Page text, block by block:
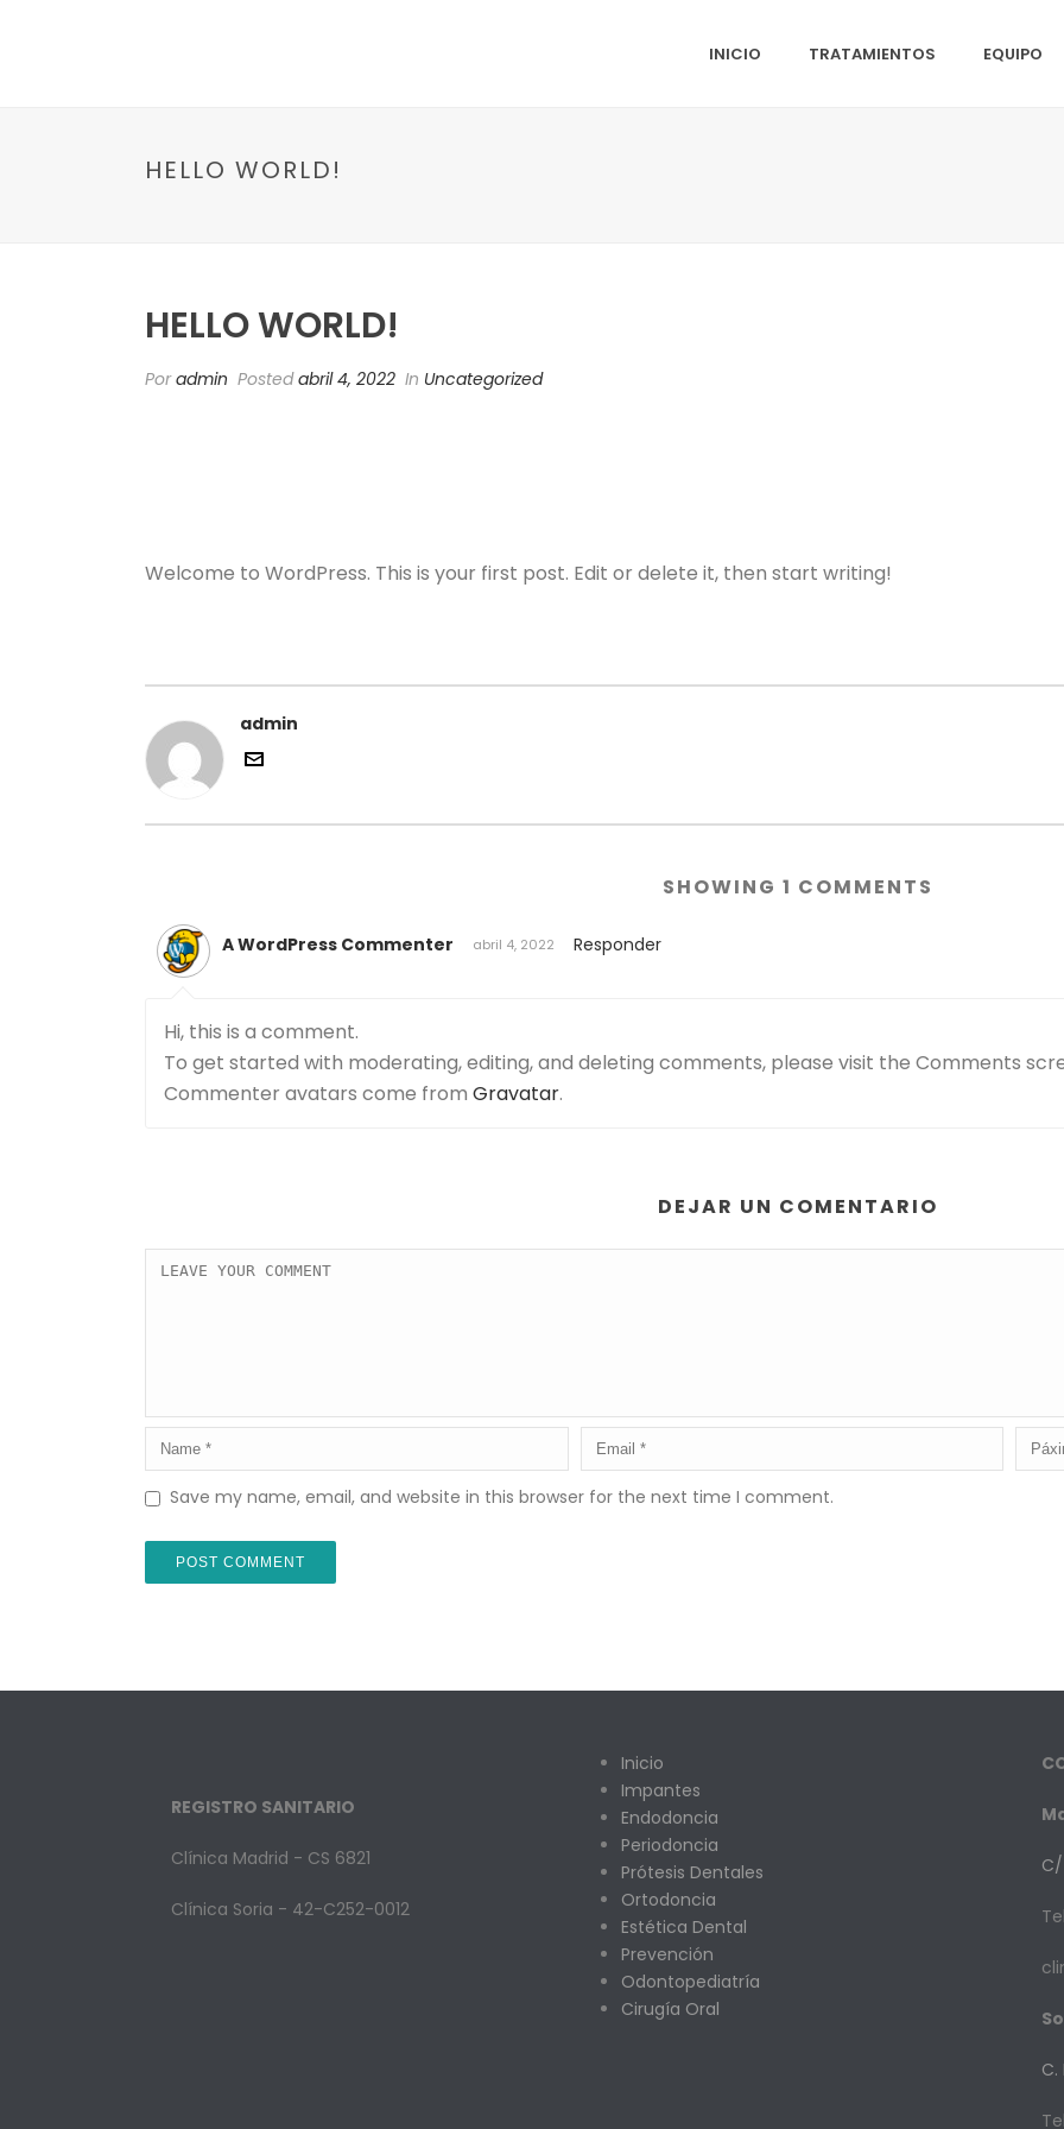
INICIO TRATAMIENTOS EQUIPO
HELLO WORLD!
HELLO WORLD!
Poradmin Postedabril 4, 2022 In Uncategorized
Welcome to WordPress. This is your first post. Edit or delete it, then start writing!
admin
SHOWING 1 COMMENTS
A WordPress Commenter abril 4, 2022 Responder
Hi, this is a comment.
To get started with moderating, editing, and deleting comments, please visit the Comments
Commenter avatars come from Gravatar.
DEJAR UN COMENTARIO
Save my name, email, and website in this browser for the next time I comment.
REGISTRO SANITARIO
Clínica Madrid - CS 6821
Clínica Soria - 42-C252-0012
Inicio
Impantes
Endodoncia
Periodoncia
Prótesis Dentales
Ortodoncia
Estética Dental
Prevención
Odontopediatría
Cirugía Oral
C.